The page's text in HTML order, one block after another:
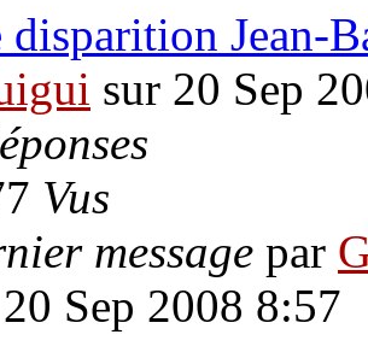
Jean-
sur 20 Sep
Vus
message par
Sep 2008 8:57